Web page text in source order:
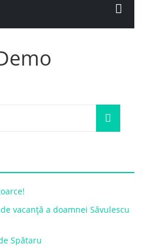
vacanță a doamnei Săvulescu
Spătaru